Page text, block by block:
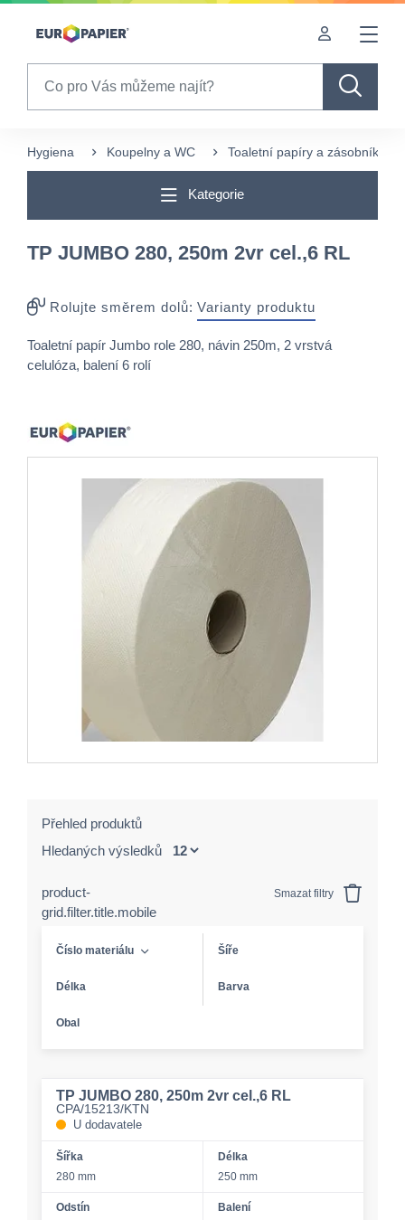
Table Of Content
Pro Vás zajímavé produkty
Hygiena Koupelny a WC Toaletní papíry a zásobníky
Kategorie
TP JUMBO 280, 250m 2vr cel.,6 RL
Rolujte směrem dolů: Varianty produktu
Toaletní papír Jumbo role 280, návin 250m, 2 vrstvá
celulóza, balení 6 rolí
Přehled produktů
Hledaných výsledků
product-
grid.filter.title.mobile
Smazat filtry
Číslo materiálu Šíře
Délka Barva
Obal
TP JUMBO 280, 250m 2vr cel.,6 RL
CPA/15213/KTN
U dodavatele
Šířka
280 mm
Délka
250 mm
Odstín
Balení